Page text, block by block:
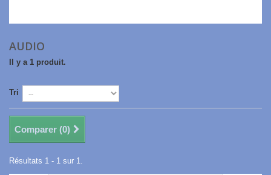
AUDIO
Il y a 1 produit.
Tri
Comparer (0)
Résultats 1 - 1 sur 1.